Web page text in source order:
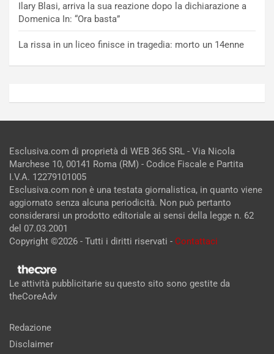
Ilary Blasi, arriva la sua reazione dopo la dichiarazione a
Domenica In: “Ora basta”
La rissa in un liceo finisce in tragedia: morto un 14enne
Esclusiva.com di proprietà di WEB 365 SRL - Via Nicola
Marchese 10, 00141 Roma (RM) - Codice Fiscale e Partita
I.V.A. 12279101005
Esclusiva.com non è una testata giornalistica, in quanto viene
aggiornato senza alcuna periodicità. Non può pertanto
considerarsi un prodotto editoriale ai sensi della legge n. 62
del 07.03.2001
Copyright ©2026 - Tutti i diritti riservati - Contattaci
Le attività pubblicitarie su questo sito sono gestite da
theCoreAdv
Redazione
Disclaimer